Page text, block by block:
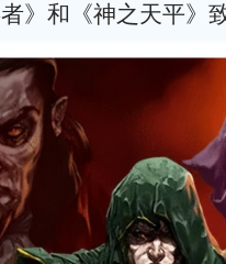
》和《神之天平》